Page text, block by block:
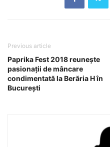
Previous article
Paprika Fest 2018 reuneşte
pasionaţii de mâncare
condimentată la Berăria H în
Bucureşti